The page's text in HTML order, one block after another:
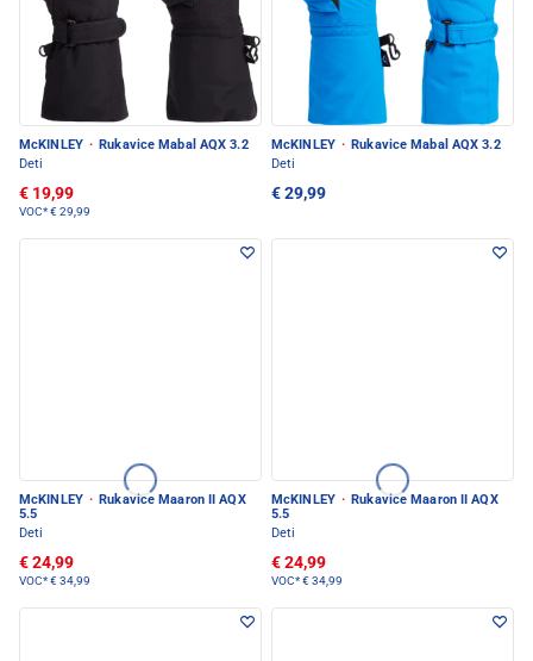
McKINLEY · Rukavice Mabal AQX 3.2
Deti
€ 19,99
VOC*€ 29,99
McKINLEY · Rukavice Mabal AQX 3.2
Deti
€ 29,99
McKINLEY · Rukavice Maaron II AQX
5.5
Deti
€ 24,99
VOC*€ 34,99
McKINLEY · Rukavice Maaron II AQX
5.5
Deti
€ 24,99
VOC*€ 34,99